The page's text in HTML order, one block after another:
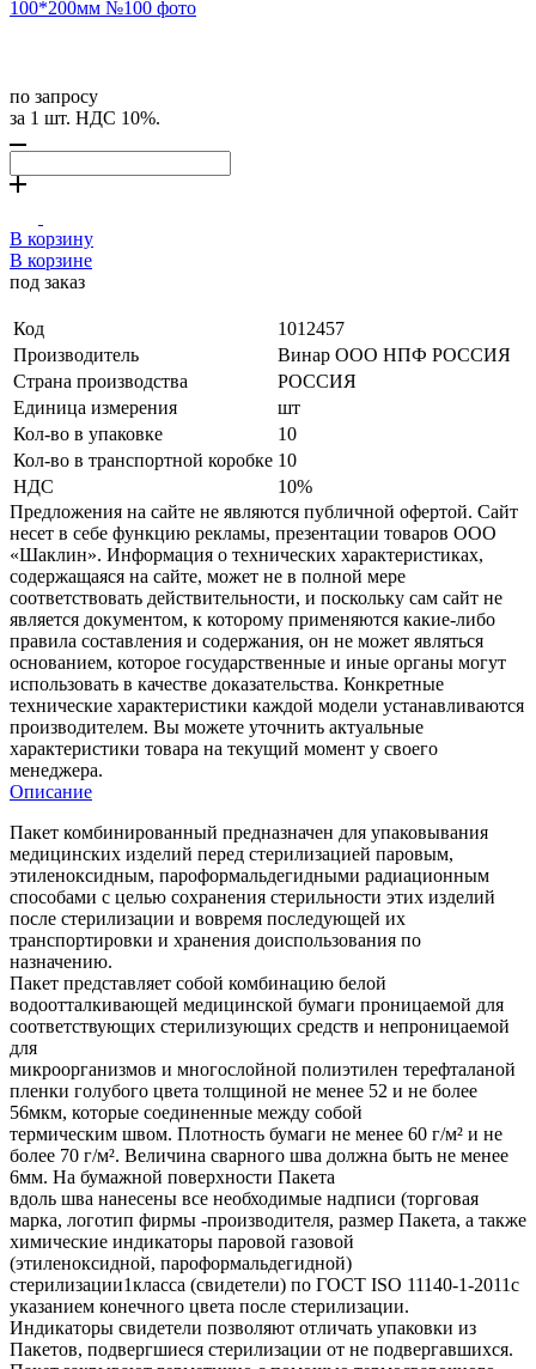
по запросу
за 1 шт. НДС 10%.
В корзину
В корзине
под заказ
Код
1012457
Производитель
Винар ООО НПФ РОССИЯ
Страна производства
РОССИЯ
Единица измерения
шт
Кол-во в упаковке
10
Кол-во в транспортной коробке 10
НДС
10%
Предложения на сайте не являются публичной офертой. Сайт
несет в себе функцию рекламы, презентации товаров ООО
«Шаклин». Информация о технических характеристиках,
содержащаяся на сайте, может не в полной мере
соответствовать действительности, и поскольку сам сайт не
является документом, к которому применяются какие-либо
правила составления и содержания, он не может являться
основанием, которое государственные и иные органы могут
использовать в качестве доказательства. Конкретные
технические характеристики каждой модели устанавливаются
производителем. Вы можете уточнить актуальные
характеристики товара на текущий момент у своего
менеджера.
Описание
Пакет комбинированный предназначен для упаковывания
медицинских изделий перед стерилизацией паровым,
этиленоксидным, пароформальдегидными радиационным
способами с целью сохранения стерильности этих изделий
после стерилизации и вовремя последующей их
транспортировки и хранения доиспользования по
назначению.
Пакет представляет собой комбинацию белой
водоотталкивающей медицинской бумаги проницаемой для
соответствующих стерилизующих средств и непроницаемой
для
микроорганизмов и многослойной полиэтилен терефталаной
пленки голубого цвета толщиной не менее 52 и не более
56мкм, которые соединенные между собой
термическим швом. Плотность бумаги не менее 60 г/м² и не
более 70 г/м². Величина сварного шва должна быть не менее
6мм. На бумажной поверхности Пакета
вдоль шва нанесены все необходимые надписи (торговая
марка, логотип фирмы -производителя, размер Пакета, а также
химические индикаторы паровой газовой
(этиленоксидной, пароформальдегидной)
стерилизации1класса (свидетели) по ГОСТ ISO 11140-1-2011с
указанием конечного цвета после стерилизации.
Индикаторы свидетели позволяют отличать упаковки из
Пакетов, подвергшиеся стерилизации от не подвергавшихся.